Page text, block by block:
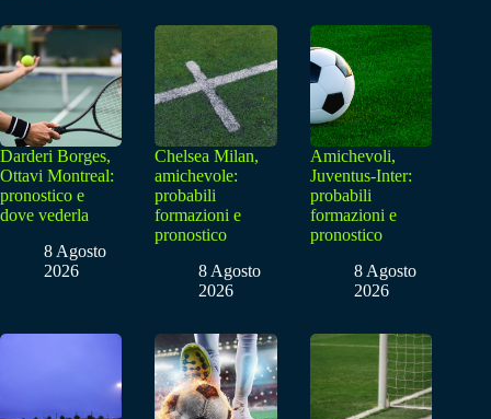
Darderi Borges,
Ottavi Montreal:
pronostico e
dove vederla
8 Agosto
2026
Chelsea Milan,
amichevole:
probabili
formazioni e
pronostico
8 Agosto
2026
Amichevoli,
Juventus-Inter:
probabili
formazioni e
pronostico
8 Agosto
2026